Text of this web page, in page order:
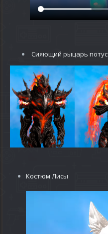
Сияющий рыцарь
Костюм Лисы